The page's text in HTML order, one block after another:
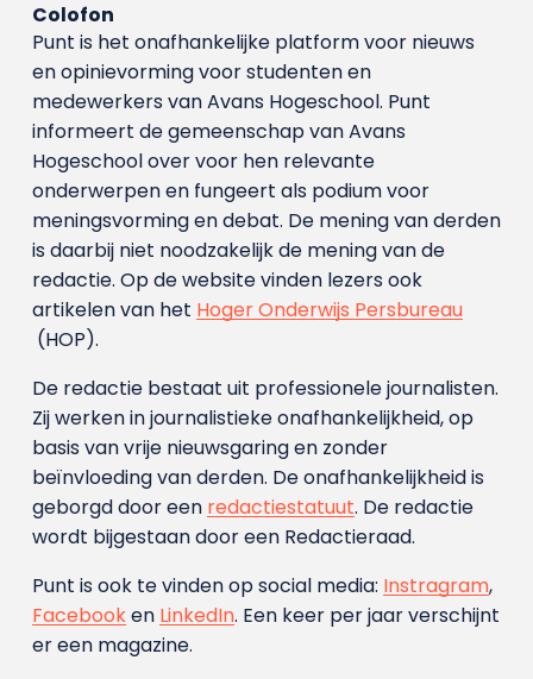
Colofon
Punt is het onafhankelijke platform voor nieuws
en opinievorming voor studenten en
medewerkers van Avans Hoge­school. Punt
informeert de gemeenschap van Avans
Hogeschool over voor hen relevante
onderwerpen en fungeert als podium voor
meningsvorming en debat. De mening van derden
is daarbij niet noodzakelijk de mening van de
redactie. Op de website vinden lezers ook
artikelen van het Hoger Onderwijs Persbureau
(HOP).
De redactie bestaat uit professionele journalisten.
Zij werken in journalistieke onafhankelijkheid, op
basis van vrije nieuwsgaring en zonder
beïnvloeding van derden. De onafhankelijkheid is
geborgd door een redactiestatuut. De redactie
wordt bijgestaan door een Redactieraad.
Punt is ook te vinden op social media: Instragram,
Facebooken LinkedIn. Een keer per jaar verschijnt
er een magazine.